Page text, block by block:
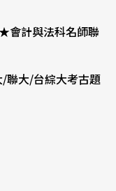
會計與法科名師聯
聯大/台綜大考古題